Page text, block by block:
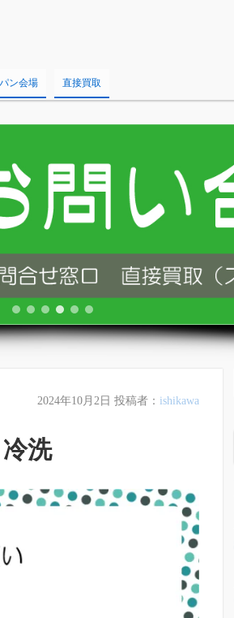
ン会場 直接買取
2024年10月2日 投稿者： ishikawa
洗